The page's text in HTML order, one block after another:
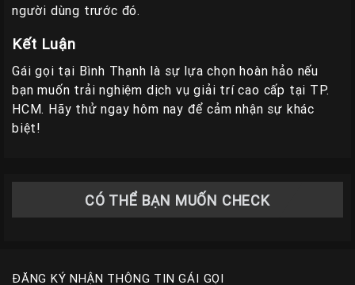
người dùng trước đó.
Kết Luận
Gái gọi tại Bình Thạnh là sự lựa chọn hoàn hảo nếu
bạn muốn trải nghiệm dịch vụ giải trí cao cấp tại TP.
HCM. Hãy thử ngay hôm nay để cảm nhận sự khác
biệt!
CÓ THỂ BẠN MUỐN CHECK
ĐĂNG KÝ NHẬN THÔNG TIN GÁI GỌI